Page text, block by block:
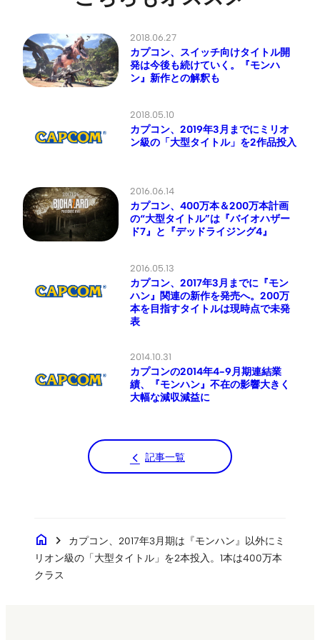
2018.06.27
カプコン、スイッチ向けタイトル開
発は今後も続けていく。『モンハ
ン』新作との解釈も
2018.05.10
カプコン、2019年3月までにミリオ
ン級の「大型タイトル」を2作品投入
2016.06.14
カプコン、400万本＆200万本計画
の“大型タイトル”は『バイオハザー
ド7』と『デッドライジング4』
2016.05.13
カプコン、2017年3月までに『モン
ハン』関連の新作を発売へ。200万
本を目指すタイトルは現時点で未発
表
2014.10.31
カプコンの2014年4-9月期連結業
績、『モンハン』不在の影響大きく
大幅な減収減益に
記事一覧
home chevron_right
カプコン、2017年3月期は『モンハン』以外にミ
リオン級の「大型タイトル」を2本投入。1本は400万本
クラス